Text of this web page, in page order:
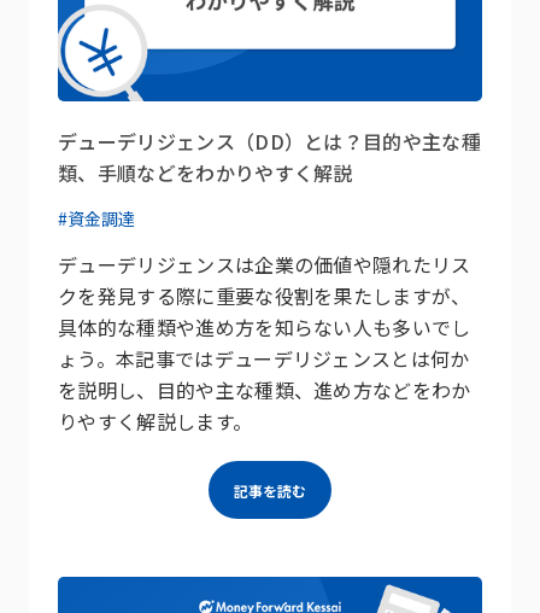
デューデリジェンス（DD）とは？目的や主な種
類、手順などをわかりやすく解説
#資金調達
デューデリジェンスは企業の価値や隠れたリス
クを発見する際に重要な役割を果たしますが、
具体的な種類や進め方を知らない人も多いでし
ょう。本記事ではデューデリジェンスとは何か
を説明し、目的や主な種類、進め方などをわか
りやすく解説します。
記事を読む